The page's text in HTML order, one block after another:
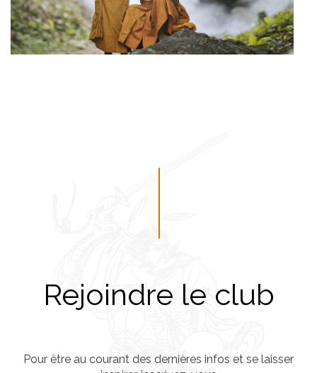
Rejoindre le club
Pour être au courant des dernières infos et se laisser